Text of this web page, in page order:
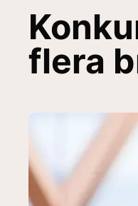
flera